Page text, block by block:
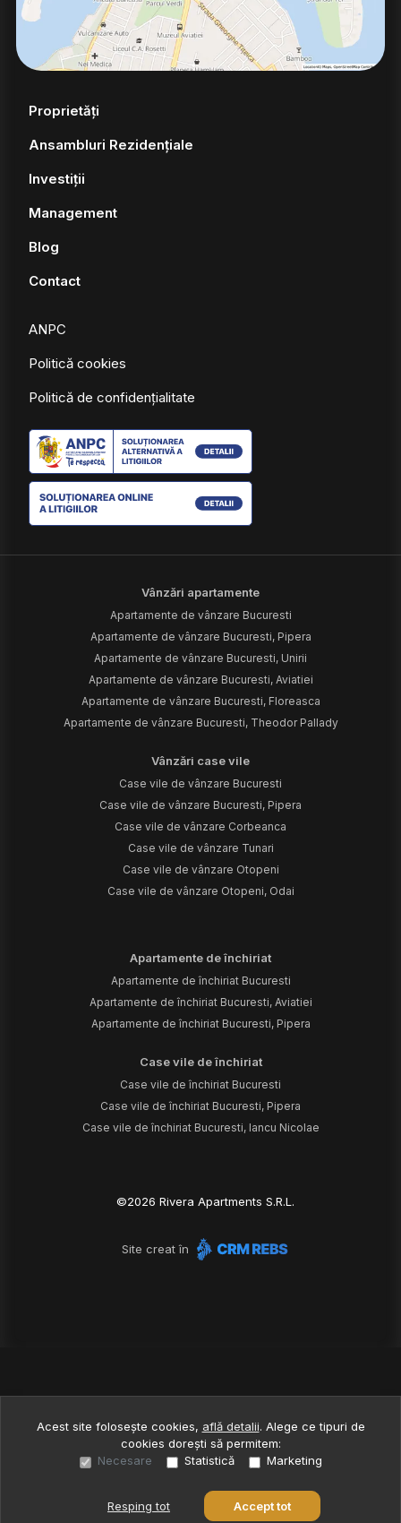
Proprietăți
Ansambluri Rezidențiale
Investiții
Management
Blog
Contact
ANPC
Politică cookies
Politică de confidențialitate
Vânzări apartamente
Apartamente de vânzare Bucuresti
Apartamente de vânzare Bucuresti, Pipera
Apartamente de vânzare Bucuresti, Unirii
Apartamente de vânzare Bucuresti, Aviatiei
Apartamente de vânzare Bucuresti, Floreasca
Apartamente de vânzare Bucuresti, Theodor Pallady
Vânzări case vile
Case vile de vânzare Bucuresti
Case vile de vânzare Bucuresti, Pipera
Case vile de vânzare Corbeanca
Case vile de vânzare Tunari
Case vile de vânzare Otopeni
Case vile de vânzare Otopeni, Odai
Apartamente de închiriat
Apartamente de închiriat Bucuresti
Apartamente de închiriat Bucuresti, Aviatiei
Apartamente de închiriat Bucuresti, Pipera
Case vile de închiriat
Case vile de închiriat Bucuresti
Case vile de închiriat Bucuresti, Pipera
Case vile de închiriat Bucuresti, Iancu Nicolae
©2026 Rivera Apartments S.R.L.
Site creat în
Acest site folosește cookies, află detalii. Alege ce tipuri de
cookies dorești să permitem:
Necesare
Statistică Marketing
Resping tot Accept tot